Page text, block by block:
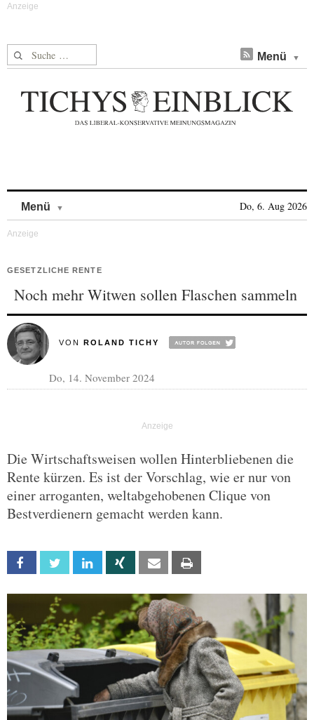
Suche nach: Menü
Menü Do, 6. Aug 2026
GESETZLICHE RENTE
Noch mehr Witwen sollen Flaschen sammeln
VON ROLAND TICHY
Do, 14. November 2024
Die Wirtschaftsweisen wollen Hinterbliebenen die
Rente kürzen. Es ist der Vorschlag, wie er nur von
einer arroganten, weltabgehobenen Clique von
Bestverdienern gemacht werden kann.
Facebook Twitter Linkedin Xing Email